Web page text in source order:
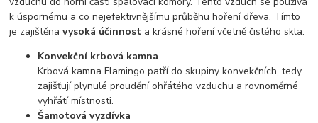
k úspornému a co nejefektivnějšímu průběhu hoření dřeva. Tímto
je zajištěnavysoká účinnost a krásné hoření včetně čistého skla.
Konvekční krbová kamna
Krbová kamna Flamingo patří do skupiny konvekčních, tedy
zajišťují plynulé proudění ohřátého vzduchu a rovnoměrné
vyhřátí místnosti.
Šamotová vyzdívka